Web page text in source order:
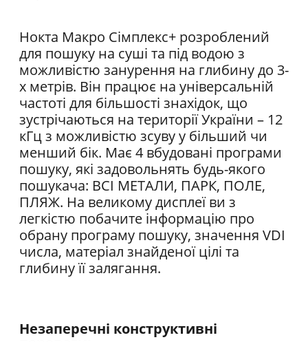
Нокта Макро Сімплекс+ розроблений
для пошуку на суші та під водою з
можливістю занурення на глибину до 3-
х метрів. Він працює на універсальній
частоті для більшості знахідок, що
зустрічаються на території України – 12
кГц з можливістю зсуву у більший чи
менший бік. Має 4 вбудовані програми
пошуку, які задовольнять будь-якого
пошукача: ВСІ МЕТАЛИ, ПАРК, ПОЛЕ,
ПЛЯЖ. На великому дисплеї ви з
легкістю побачите інформацію про
обрану програму пошуку, значення VDI
числа, матеріал знайденої цілі та
глибину її залягання.
Незаперечні конструктивні